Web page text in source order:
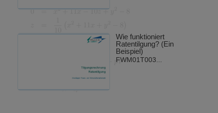
Wie funktioniert
Ratentilgung? (Ein
Beispiel)
FWM01T003...